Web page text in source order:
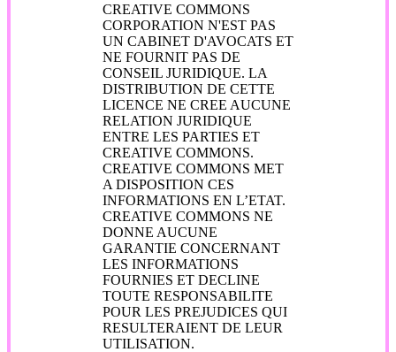
CREATIVE COMMONS
CORPORATION N'EST PAS
UN CABINET D'AVOCATS ET
NE FOURNIT PAS DE
CONSEIL JURIDIQUE. LA
DISTRIBUTION DE CETTE
LICENCE NE CREE AUCUNE
RELATION JURIDIQUE
ENTRE LES PARTIES ET
CREATIVE COMMONS.
CREATIVE COMMONS MET
A DISPOSITION CES
INFORMATIONS EN L’ETAT.
CREATIVE COMMONS NE
DONNE AUCUNE
GARANTIE CONCERNANT
LES INFORMATIONS
FOURNIES ET DECLINE
TOUTE RESPONSABILITE
POUR LES PREJUDICES QUI
RESULTERAIENT DE LEUR
UTILISATION.